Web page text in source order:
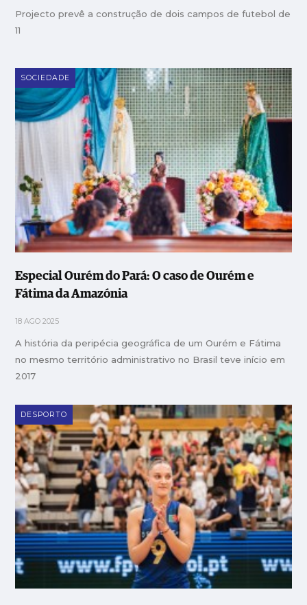
Projecto prevê a construção de dois campos de futebol de
11
SOCIEDADE
Especial Ourém do Pará: O caso de Ourém e
Fátima da Amazónia
18 AGO 2025
A história da peripécia geográfica de um Ourém e Fátima
no mesmo território administrativo no Brasil teve início em
2017
DESPORTO